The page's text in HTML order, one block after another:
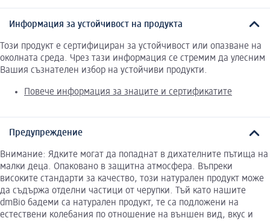
Информация за устойчивост на продукта
Този продукт е сертифициран за устойчивост или опазване на
околната среда. Чрез тази информация се стремим да улесним
Вашия съзнателен избор на устойчиви продукти.
Повече информация за знаците и сертификатите
Предупреждение
Внимание: Ядките могат да попаднат в дихателните пътища на
малки деца. Опаковано в защитна атмосфера. Въпреки
високите стандарти за качество, този натурален продукт може
да съдържа отделни частици от черупки. Тъй като нашите
dmBio бадеми са натурален продукт, те са подложени на
естествени колебания по отношение на външен вид, вкус и